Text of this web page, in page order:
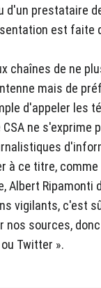
d'un prestataire
est faite
chaînes de ne
mais de
d'appeler les
ne s'exprime
à ce titre,
Ripamonti
vigilants, c'est
nos sources,
Twitter ».